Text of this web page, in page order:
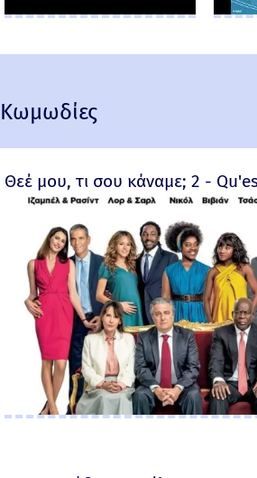
Κωμωδίες
Θεέ μου, τι σου κάναμε; 2 -